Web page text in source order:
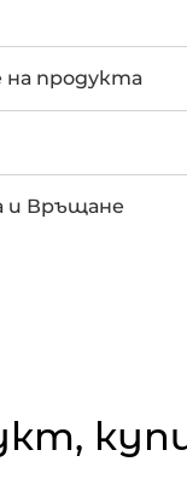
на продукта
и Връщане